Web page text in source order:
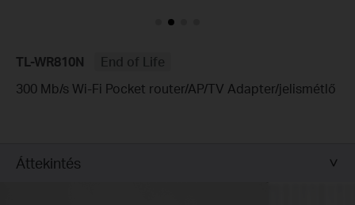
TL-WR810N
End of Life
300 Mb/s Wi-Fi Pocket router/AP/TV Adapter/jelismétlő
Áttekintés